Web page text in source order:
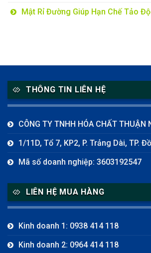
Mật Rỉ Đường Giúp Hạn Chế Tảo
THÔNG TIN LIÊN HỆ
CÔNG TY TNHH HÓA CHẤT THUẬN
1/11D, Tổ 7, KP2, P. Trảng Dài, TP.
Mã số doanh nghiệp: 3603192547
LIÊN HỆ MUA HÀNG
Kinh doanh 1: 0938 414 118
Kinh doanh 2: 0964 414 118